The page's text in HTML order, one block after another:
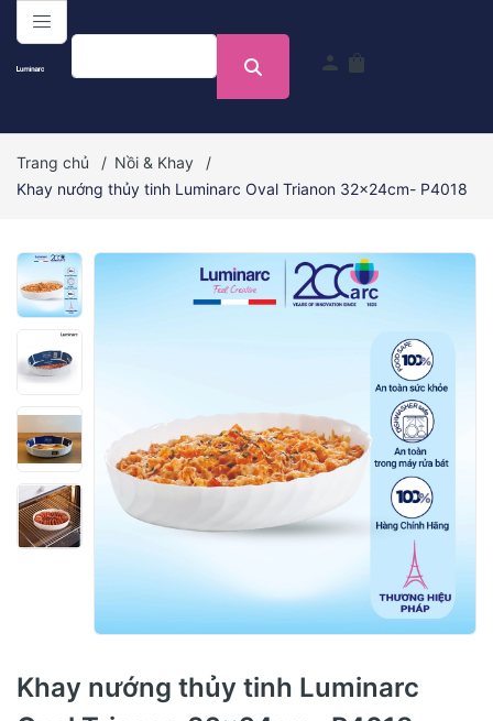
menu
person shopping_bag
Trang chủ / Nồi & Khay
/
Khay nướng thủy tinh Luminarc Oval Trianon 32x24cm- P4018
Khay nướng thủy tinh Luminarc